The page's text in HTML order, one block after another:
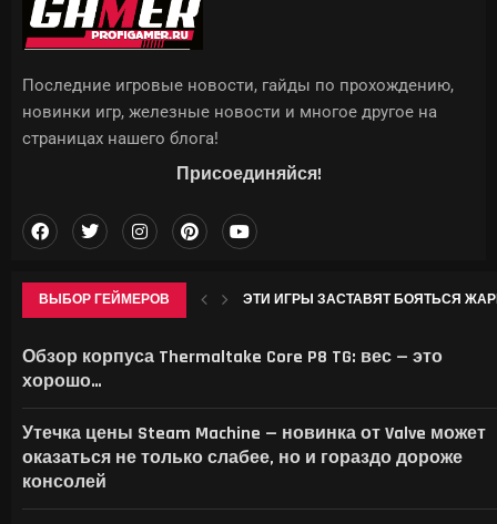
ВЫБОР ГЕЙМЕРОВ ЭТИ ИГРЫ ЗАСТАВЯТ БОЯТЬСЯ ЖАРЫ:
Обзор корпуса Thermaltake Core P8 TG: вес — это
хорошо…
Утечка цены Steam Machine — новинка от Valve может
оказаться не только слабее, но и гораздо дороже
консолей
Последние игровые новости, гайды по прохождению,
новинки игр, железные новости и многое другое на
страницах нашего блога!
Присоединяйся!